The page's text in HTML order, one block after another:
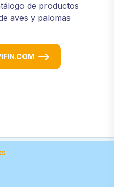
de productos
aves y palomas